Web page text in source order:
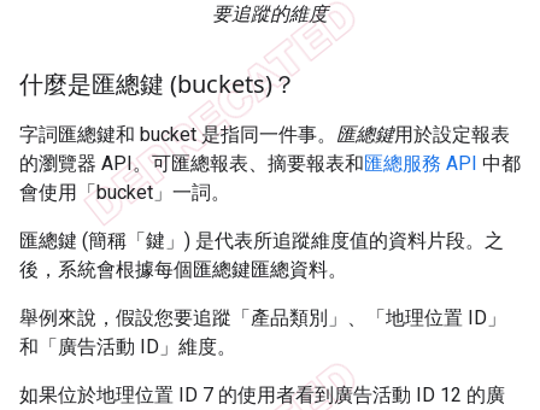
要追蹤的維度
什麼是匯總鍵 (buckets)？
字詞匯總鍵和 bucket 是指同一件事。 匯總鍵用於設定報表
的瀏覽器 API。可匯總報表、摘要報表和匯總服務 API 中都
會使用「bucket」 一詞。
匯總鍵 (簡稱「鍵」) 是代表所追蹤維度值的資料片段。之
後，系統會根據每個匯總鍵匯總資料。
舉例來說，假設您要追蹤「產品類別」、「地理位置 ID」
和「廣告活動 ID」維度。
如果位於地理位置 ID 7 的使用者看到廣告活動 ID 12 的廣